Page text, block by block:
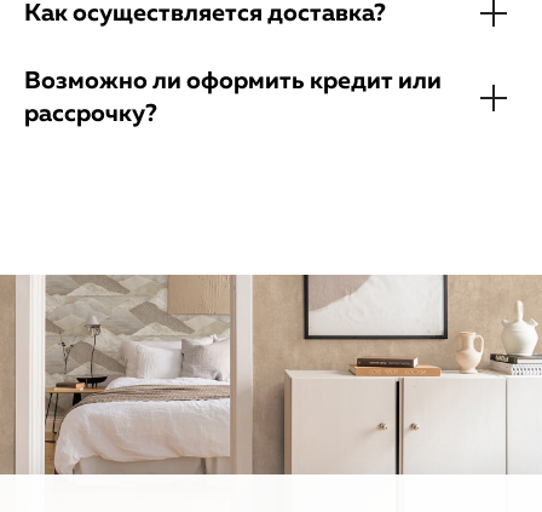
Как осуществляется доставка?
Возможно ли оформить кредит или
рассрочку?